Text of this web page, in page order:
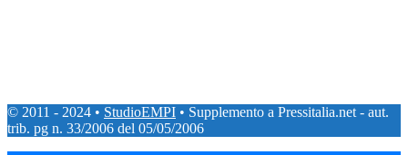
© 2011 - 2024 • StudioEMPI • Supplemento a Pressitalia.net - aut.
trib. pg n. 33/2006 del 05/05/2006